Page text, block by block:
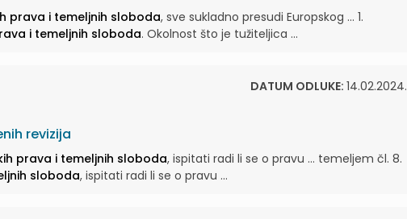
prava i temeljnih sloboda, sve sukladno presudi Europskog ... 1.
i temeljnih sloboda. Okolnost što je tužiteljica ...
DATUM ODLUKE: 14.02.2024.
revizija
prava i temeljnih sloboda, ispitati radi li se o pravu ... temeljem čl. 8.
sloboda, ispitati radi li se o pravu ...